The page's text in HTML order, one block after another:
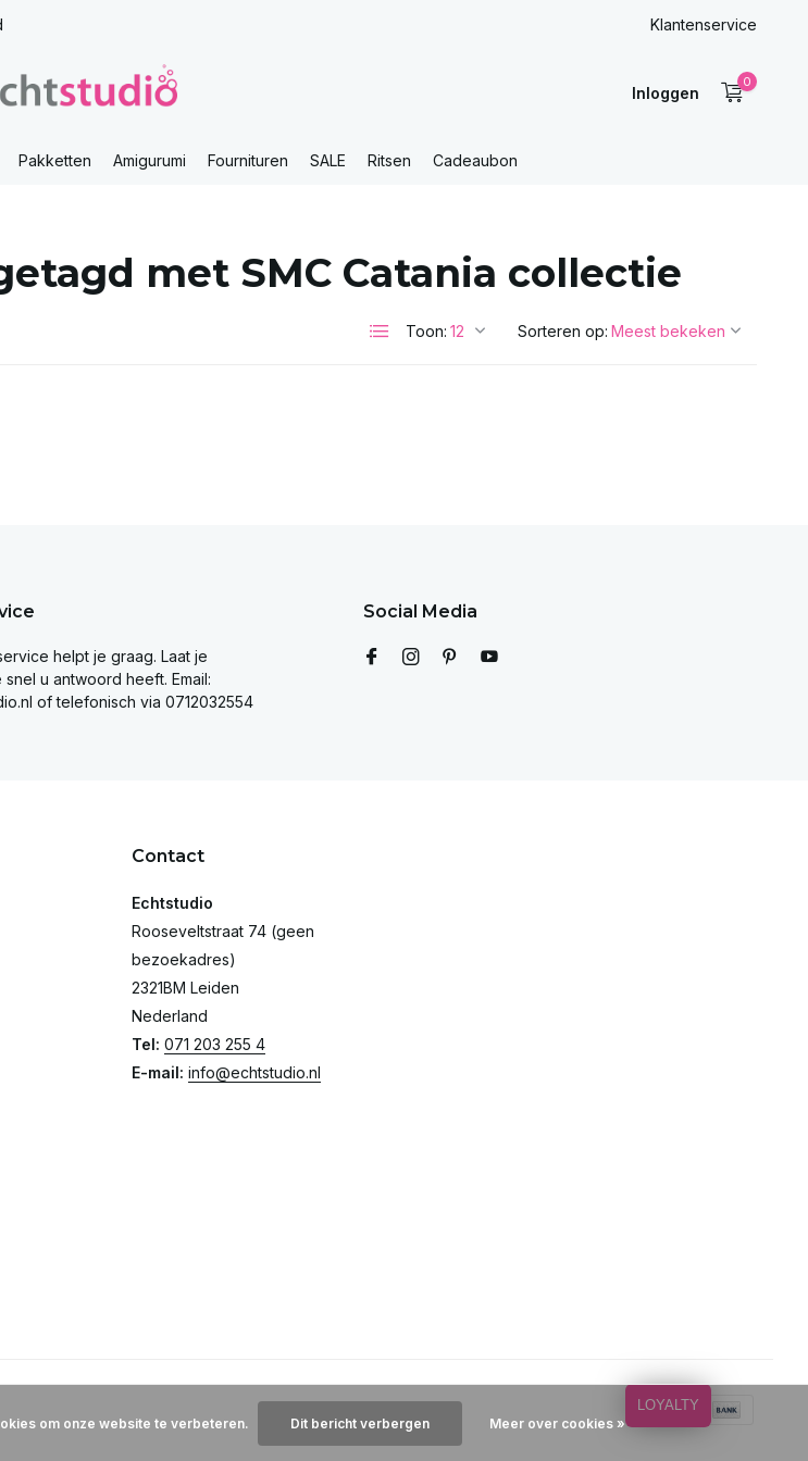
Klantenservice
Inloggen
0
Pakketten Amigurumi Fournituren SALE Ritsen Cadeaubon
met SMC Catania collectie
Toon: Sorteren op:
helpt je graag. Laat je
u antwoord heeft. Email:
of telefonisch via 0712032554
Social Media
Contact
Echtstudio
Rooseveltstraat 74 (geen
bezoekadres)
2321BM Leiden
Nederland
Tel: 071 203 255 4
E-mail: info@echtstudio.nl
om onze website te verbeteren. Dit bericht verbergen Meer over cookies »
LOYALTY